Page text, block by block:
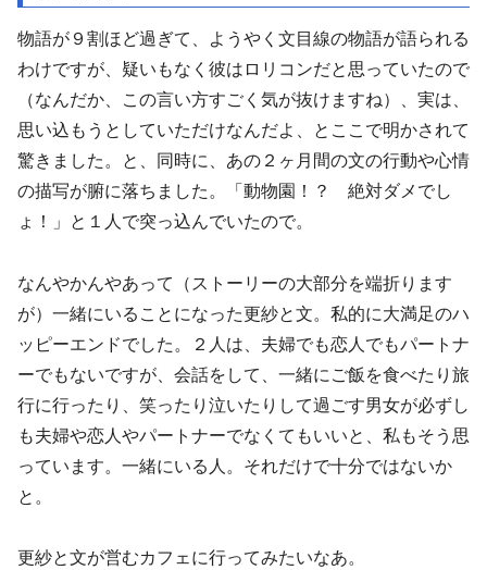
物語が９割ほど過ぎて、ようやく文目線の物語が語られる
わけですが、疑いもなく彼はロリコンだと思っていたので
（なんだか、この言い方すごく気が抜けますね）、実は、
思い込もうとしていただけなんだよ、とここで明かされて
驚きました。と、同時に、あの２ヶ月間の文の行動や心情
の描写が腑に落ちました。「動物園！？ 絶対ダメでし
ょ！」と１人で突っ込んでいたので。
なんやかんやあって（ストーリーの大部分を端折ります
が）一緒にいることになった更紗と文。私的に大満足のハ
ッピーエンドでした。２人は、夫婦でも恋人でもパートナ
ーでもないですが、会話をして、一緒にご飯を食べたり旅
行に行ったり、笑ったり泣いたりして過ごす男女が必ずし
も夫婦や恋人やパートナーでなくてもいいと、私もそう思
っています。一緒にいる人。それだけで十分ではないか
と。
更紗と文が営むカフェに行ってみたいなあ。